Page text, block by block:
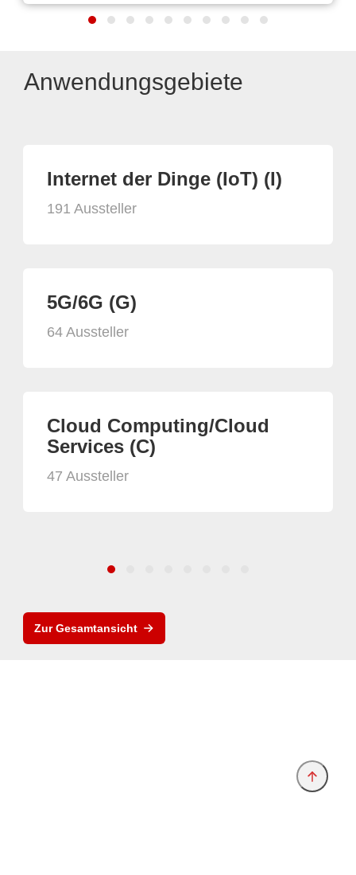
Anwendungsgebiete
Internet der Dinge (IoT) (I)
191 Aussteller
5G/6G (G)
64 Aussteller
Cloud Computing/Cloud
Services (C)
47 Aussteller
Zur Gesamtansicht